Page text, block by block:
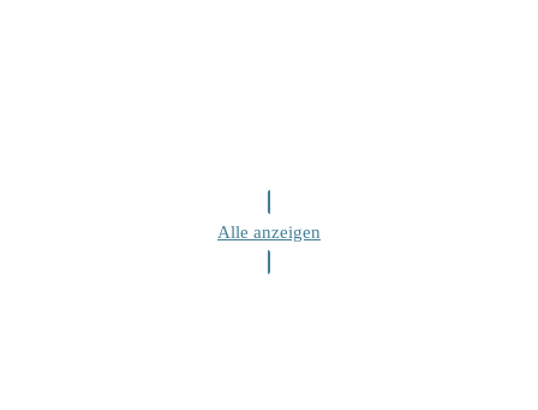
Alle anzeigen